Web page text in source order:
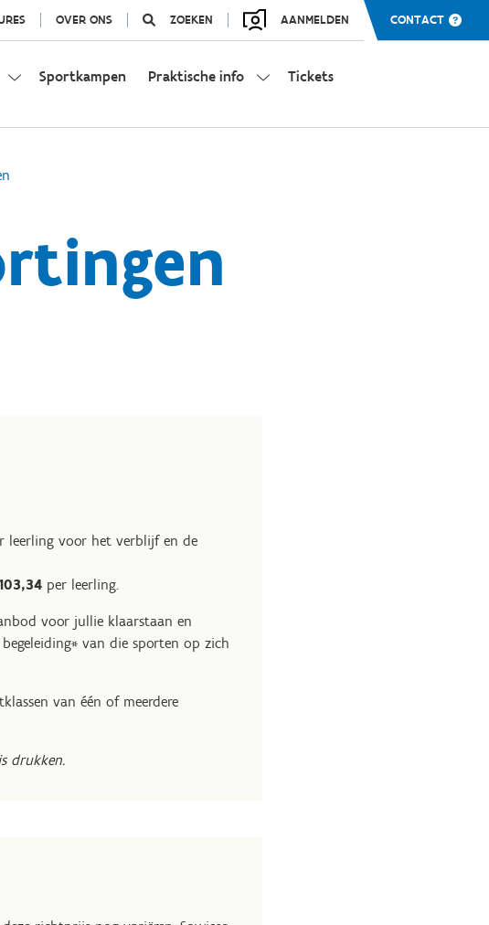
OVER ONS ZOEKEN AANMELDEN CONTACT
Sportkampen Praktische info Tickets
leerling voor het verblijf en de
per leerling.
voor jullie klaarstaan en
van die sporten op zich
van één of meerdere
drukken.